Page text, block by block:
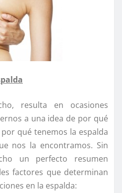
resulta en ocasiones
a una idea de por qué
qué tenemos la espalda
nos la encontramos. Sin
un perfecto resumen
factores que determinan
en la espalda: